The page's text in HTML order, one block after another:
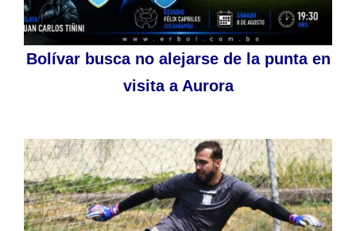
Bolívar busca no alejarse de la punta en
visita a Aurora